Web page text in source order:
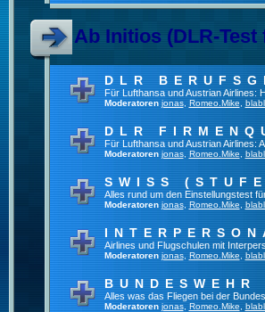
Ab Initios (DLR-
DLR
Für Lufthansa und Austrian Airlines:
Moderatoren jonas, Romeo.Mike
DLR
Für Lufthansa und Austrian Airlines:
Moderatoren jonas, Romeo.Mike,
SWISS
Alles rund um den Einstellungstest
Moderatoren jonas, Romeo.Mike
Airlines und Flugschulen mit
Moderatoren jonas, Romeo.Mike,
BUNDESWEHR
Alles was das Fliegen bei der
Moderatoren jonas, Romeo.Mike